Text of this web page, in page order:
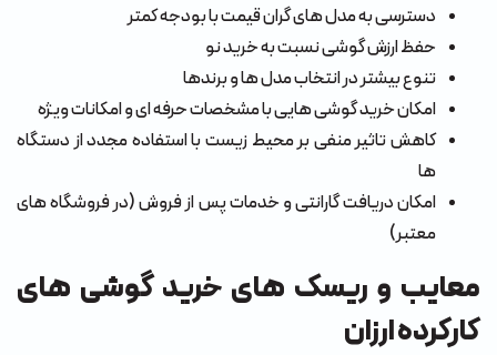
دسترسی به مدل های گران قیمت با بودجه کمتر
حفظ ارزش گوشی نسبت به خرید نو
تنوع بیشتر در انتخاب مدل ها و برندها
امکان خرید گوشی هایی با مشخصات حرفه ای و امکانات ویژه
کاهش تاثیر منفی بر محیط زیست با استفاده مجدد از دستگاه
ها
امکان دریافت گارانتی و خدمات پس از فروش (در فروشگاه های
معتبر)
معایب و ریسک های خرید گوشی های
کارکرده ارزان